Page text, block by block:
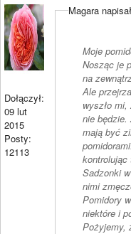
Dołączył:
09 lut
2015
Posty:
12113
Magara
Moje
Nosząc je
na
Ale
wyszło
nie będzie.
mają być
kontrolując
Sadzonki
nimi
Pomidory
niektóre i
Pożyjemy,